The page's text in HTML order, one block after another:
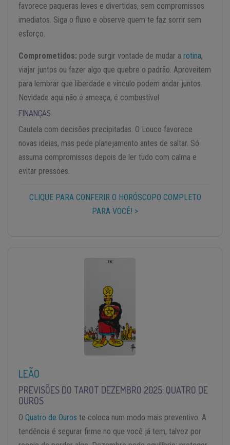
favorece paqueras leves e divertidas, sem compromissos
imediatos. Siga o fluxo e observe quem te faz sorrir sem
esforço.
Comprometidos: pode surgir vontade de mudar a rotina,
viajar juntos ou fazer algo que quebre o padrão. Aproveitem
para lembrar que liberdade e vínculo podem andar juntos.
Novidade aqui não é ameaça, é combustível.
FINANÇAS
Cautela com decisões precipitadas. O Louco favorece
novas ideias, mas pede planejamento antes de saltar. Só
assuma compromissos depois de ler tudo com calma e
evitar pressões.
CLIQUE PARA CONFERIR O HORÓSCOPO COMPLETO
PARA VOCÊ! >
LEÃO
PREVISÕES DO TAROT DEZEMBRO 2025: QUATRO DE
OUROS
O Quatro de Ouros te coloca num modo mais preventivo. A
tendência é segurar firme no que você já tem, talvez por